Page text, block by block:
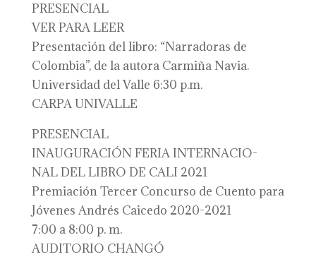
PRESENCIAL
VER PARA LEER
Presentación del libro: “Narradoras de
Colombia”, de la autora Carmiña Navia.
Universidad del Valle 6:30 p.m.
CARPA UNIVALLE
PRESENCIAL
INAUGURACIÓN FERIA INTERNACIO-
NAL DEL LIBRO DE CALI 2021
Premiación Tercer Concurso de Cuento para
Jóvenes Andrés Caicedo 2020-2021
7:00 a 8:00 p. m.
AUDITORIO CHANGÓ